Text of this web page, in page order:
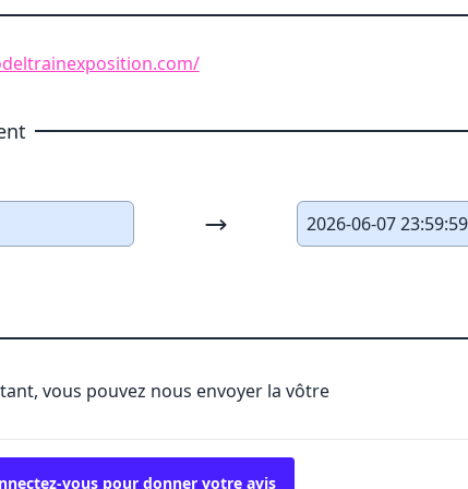
2026-06-07 23:59:59
vous pouvez nous envoyer la vôtre
vous pour donner votre avis